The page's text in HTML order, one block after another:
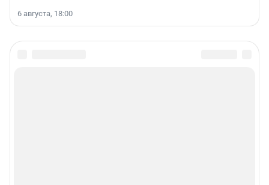
6 августа, 18:00